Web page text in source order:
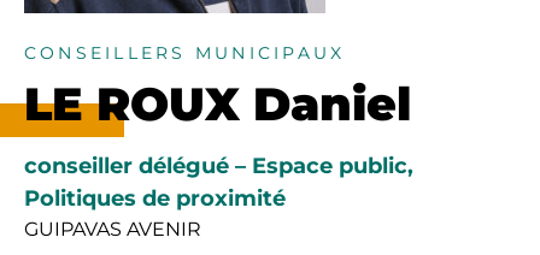
CONSEILLERS MUNICIPAUX
LE ROUX Daniel
conseiller délégué – Espace public,
Politiques de proximité
GUIPAVAS AVENIR